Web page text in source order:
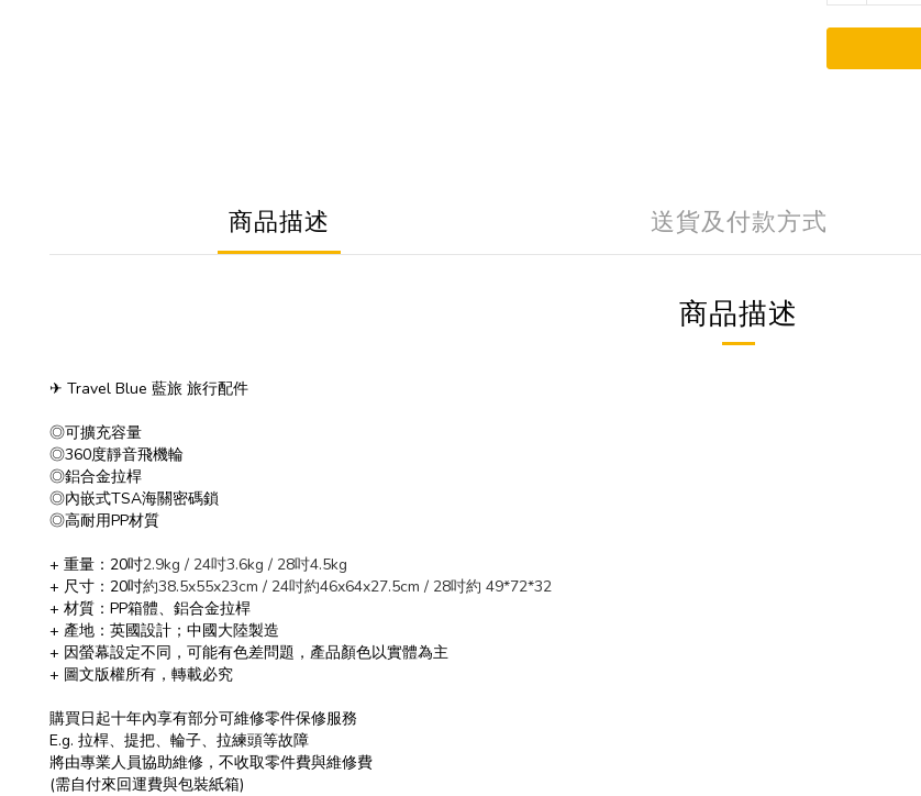
商品描述 送貨及付款方式
商品描述
✈ Travel Blue 藍旅 旅行配件
◎可擴充容量
◎360度靜音飛機輪
◎鋁合金拉桿
◎內嵌式TSA海關密碼鎖
◎高耐用PP材質
+ 重量：20吋2.9kg / 24吋3.6kg / 28吋4.5kg
+ 尺寸：20吋約38.5x55x23cm / 24吋約46x64x27.5cm / 28吋約 49*72*32
+ 材質：PP箱體、鋁合金拉桿
+ 產地：英國設計；中國大陸製造
+ 因螢幕設定不同，可能有色差問題，產品顏色以實體為主
+ 圖文版權所有，轉載必究
購買日起十年內享有部分可維修零件保修服務
E.g. 拉桿、提把、輪子、拉練頭等故障
將由專業人員協助維修，不收取零件費與維修費
(需自付來回運費與包裝紙箱)